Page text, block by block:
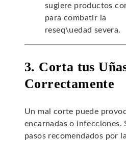
sugiere productos
para combatir la
reseq\uedad severa.
3. Corta tus
Correctamente
Un mal corte puede
encarnadas o infecciones.
pasos recomendados por